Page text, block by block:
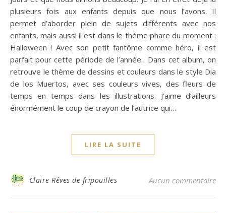
plusieurs fois aux enfants depuis que nous l’avons. Il
permet d’aborder plein de sujets différents avec nos
enfants, mais aussi il est dans le thème phare du moment :
Halloween ! Avec son petit fantôme comme héro, il est
parfait pour cette période de l’année. Dans cet album, on
retrouve le thème de dessins et couleurs dans le style Dia
de los Muertos, avec ses couleurs vives, des fleurs de
temps en temps dans les illustrations. J’aime d’ailleurs
énormément le coup de crayon de l’autrice qui…
LIRE LA SUITE
Claire Rêves de fripouilles Aucun commentaire